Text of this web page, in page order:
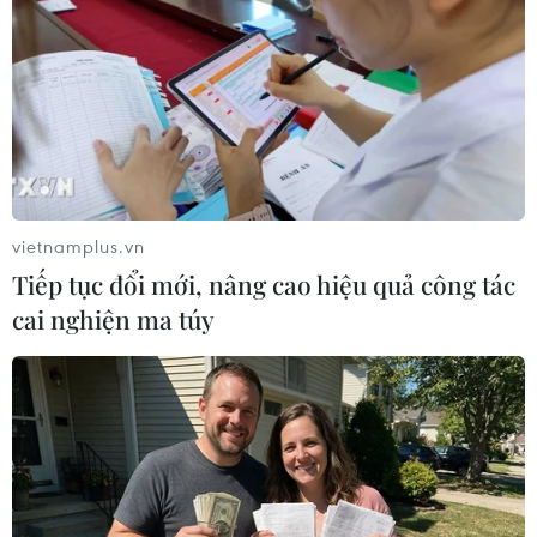
Hội Hữu nghị Việt-Nga phối hợp cùng Liên hiệp các tổ chức hữu
nghị Khánh Hòa trao quà cho công dân Nga đang gặp khó
khăn do dịch COVID-19 tại Khánh Hòa. (Ảnh: Phan Sáu/TTXVN)
Đó là những phần quà do Hội Hữu nghị Việt-
Nga thành phố Hà Nội, cùng một số tổ chức, cá
nhân trong tỉnh Khánh Hòa quyên góp, ủng hộ.
"Với vai trò là cầu nối cho mối quan hệ song
phương, Hội Hữu nghị Việt- Nga mong muốn hỗ
trợ và giúp đỡ tốt nhất đến những người bạn
nước ngoài đang sống ở đây. Tất cả người Nga,
vietnamplus.vn
Tiếp tục đổi mới, nâng cao hiệu quả công tác
cai nghiện ma túy